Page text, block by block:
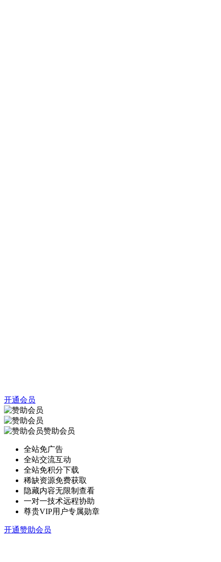
开通会员
赞助会员
全站免广告
全站交流互动
全站免积分下载
稀缺资源免费获取
隐藏内容无限制查看
一对一技术远程协助
尊贵VIP用户专属勋章
开通赞助会员